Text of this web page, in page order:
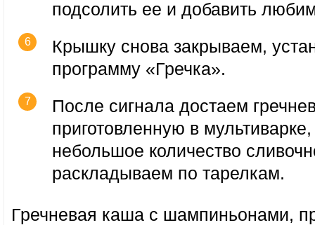
подсолить ее и добавить
Крышку снова закрываем,
программу «Гречка».
После сигнала достаем
приготовленную в
небольшое количество
раскладываем по тарелкам.
Гречневая каша с шампиньонами,